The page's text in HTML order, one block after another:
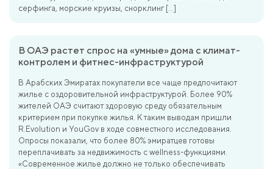
серфинга, морские круизы, снорклинг […]
В ОАЭ растет спрос на «умные» дома с климат-
контролем и фитнес-инфраструктурой
В Арабских Эмиратах покупатели все чаще предпочитают
жилье с оздоровительной инфраструктурой. Более 90%
жителей ОАЭ считают здоровую среду обязательным
критерием при покупке жилья. К таким выводам пришли
R.Evolution и YouGov в ходе совместного исследования.
Опросы показали, что более 80% эмиратцев готовы
переплачивать за недвижимость с wellness-функциями.
«Современное жилье должно не только обеспечивать